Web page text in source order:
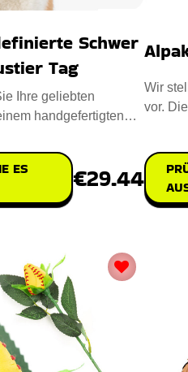
Schwer
Tag
Ihre geliebten
handgefertigten
ES
€29.44
Wir
vor.